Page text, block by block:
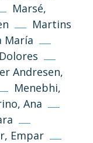
Marsé,
Martins
María
Andresen,
Menebhi,
Ana
Empar